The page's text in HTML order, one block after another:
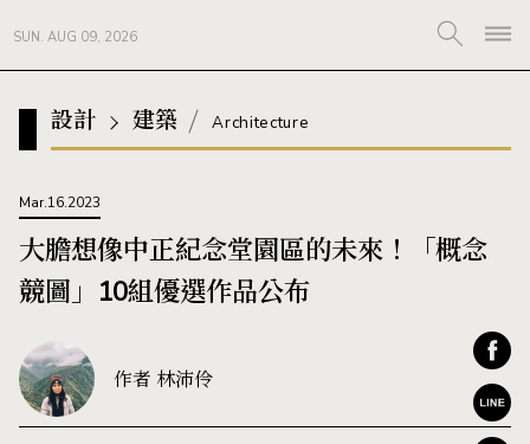
SUN. AUG 09, 2026
設計 建築 Architecture
Mar.16.2023
大膽想像中正紀念堂園區的未來！「概念
競圖」10組優選作品公布
作者 林沛伶